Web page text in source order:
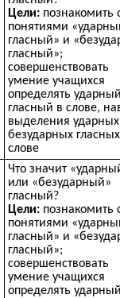
Цели: познакомить
понятиями
гласный» и
гласный»;
совершенствовать
умение учащихся
определять
гласный в слове,
выделения
безударных
слове
Что значит
или «безударный»
гласный?
Цели: познакомить
понятиями
гласный» и
гласный»;
совершенствовать
умение учащихся
определять